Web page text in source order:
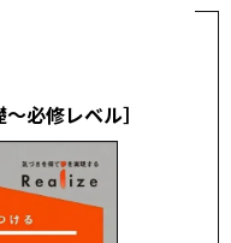
必修レベル］